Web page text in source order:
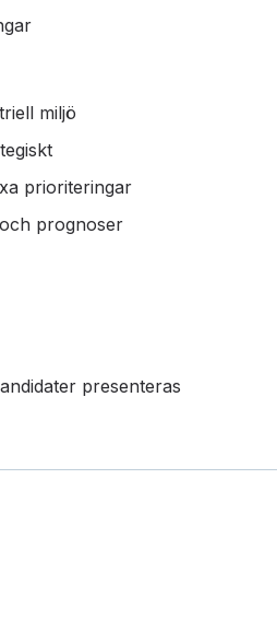
miljö
prioriteringar
prognoser
presenteras